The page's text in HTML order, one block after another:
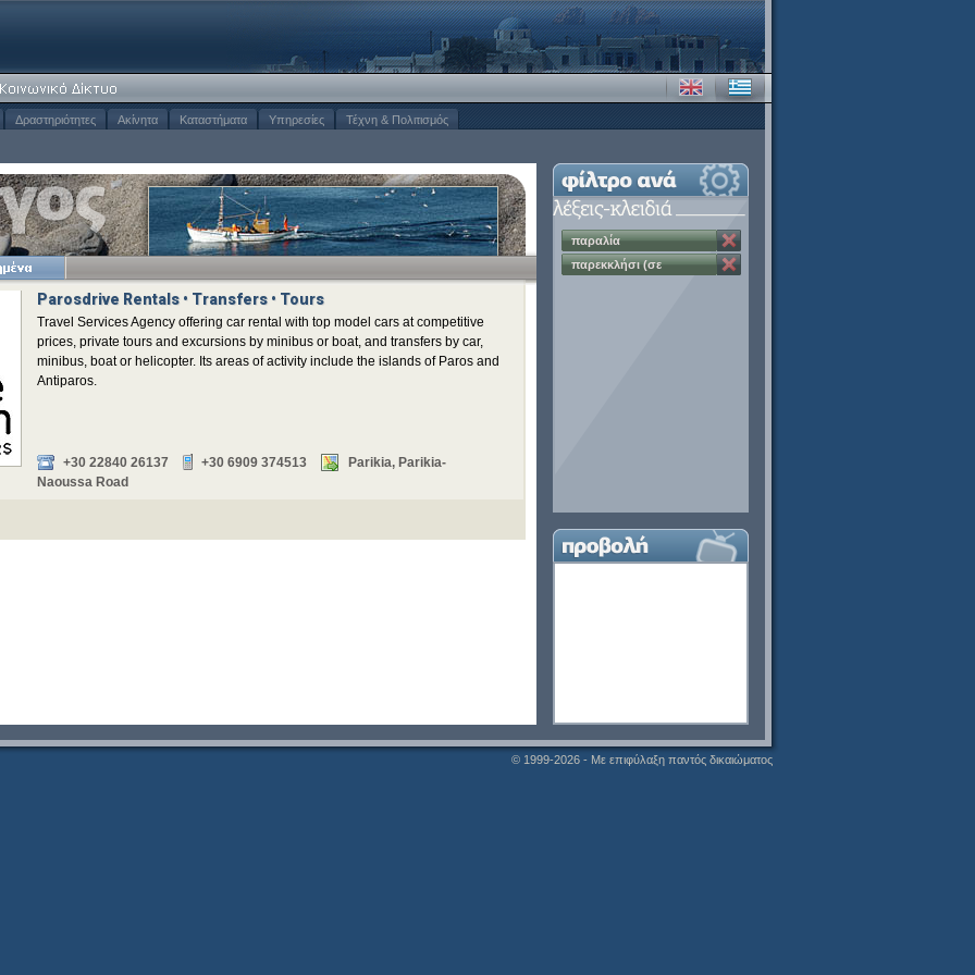
Δραστηριότητες Ακίνητα Καταστήματα Υπηρεσίες Τέχνη & Πολιτισμός
Parosdrive Rentals • Transfers • Tours
Travel Services Agency offering car rental with top model cars at competitive
prices, private tours and excursions by minibus or boat, and transfers by car,
minibus, boat or helicopter. Its areas of activity include the islands of Paros and
Antiparos.
+30 22840 26137 +30 6909 374513
Parikia, Parikia-
Naoussa Road
παραλία
παρεκκλήσι (σε
© 1999-2026 - Με επιφύλαξη παντός δικαιώματος